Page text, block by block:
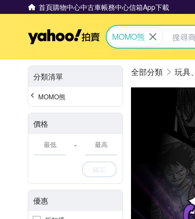
首頁購物中心中古車帳務中心信箱App下載
Yahoo拍賣
MOMO熊
分類清單
MOMO熊
價格
-
確定
優惠
玩具